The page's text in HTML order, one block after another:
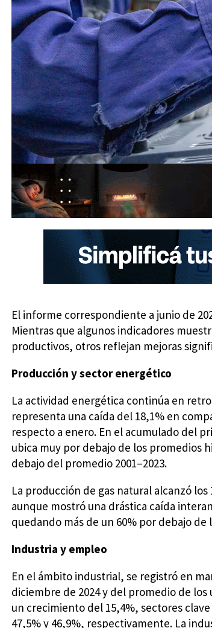
El informe correspondiente a junio de
Mientras que algunos indicadores
productivos, otros reflejan mejoras
Producción y sector energético
La actividad energética continúa en
representa una caída del 18,1% en
respecto a enero. En el acumulado del
ubica muy por debajo de los promedios
debajo del promedio 2001–2023.
La producción de gas natural alcanzó
aunque mostró una drástica caída
quedando más de un 60% por debajo
Industria y empleo
En el ámbito industrial, se registró en
diciembre de 2024 y del promedio de
un crecimiento del 15,4%, sectores
47,5% y 46,9%, respectivamente. La